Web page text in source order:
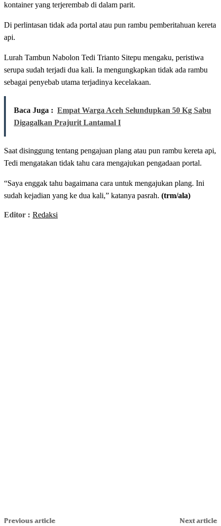
kontainer yang terjerembab di dalam parit.
Di perlintasan tidak ada portal atau pun rambu pemberitahuan kereta
api.
Lurah Tambun Nabolon Tedi Trianto Sitepu mengaku, peristiwa
serupa sudah terjadi dua kali. Ia mengungkapkan tidak ada rambu
sebagai penyebab utama terjadinya kecelakaan.
Baca Juga : Empat Warga Aceh Selundupkan 50 Kg Sabu
Digagalkan Prajurit Lantamal I
Saat disinggung tentang pengajuan plang atau pun rambu kereta api,
Tedi mengatakan tidak tahu cara mengajukan pengadaan portal.
“Saya enggak tahu bagaimana cara untuk mengajukan plang. Ini
sudah kejadian yang ke dua kali,” katanya pasrah. (trm/ala)
Editor : Redaksi
Previous article Next article